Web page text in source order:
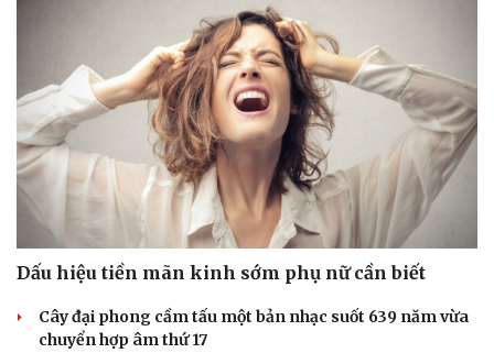
Doanh nghiệp
Thông tin doanh nghiệp
Doanh nghiệp 24h
Doanh nhân
Vì cộng đồng
Công nghệ
Sành điệu
Tin Công nghệ
Trải nghiệm
Chuyển đổi số
Dấu hiệu tiền mãn kinh sớm phụ nữ cần biết
Cây đại phong cầm tấu một bản nhạc suốt 639 năm vừa
chuyển hợp âm thứ 17